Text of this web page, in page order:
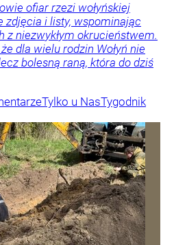
ofiar rzezi wołyńskiej
zdjęcia i listy, wspominając
z niezwykłym okrucieństwem.
dla wielu rodzin Wołyń nie
bolesną raną, która do dziś
Tylko u NasTygodnik